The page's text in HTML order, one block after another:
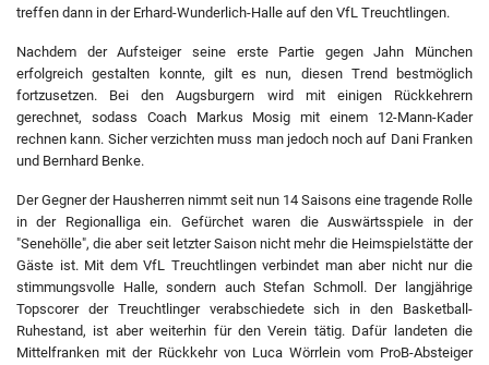
treffen dann in der Erhard-Wunderlich-Halle auf den VfL Treuchtlingen.
Nachdem der Aufsteiger seine erste Partie gegen Jahn München
erfolgreich gestalten konnte, gilt es nun, diesen Trend bestmöglich
fortzusetzen. Bei den Augsburgern wird mit einigen Rückkehrern
gerechnet, sodass Coach Markus Mosig mit einem 12-Mann-Kader
rechnen kann. Sicher verzichten muss man jedoch noch auf Dani Franken
und Bernhard Benke.
Der Gegner der Hausherren nimmt seit nun 14 Saisons eine tragende Rolle
in der Regionalliga ein. Gefürchet waren die Auswärtsspiele in der
"Senehölle", die aber seit letzter Saison nicht mehr die Heimspielstätte der
Gäste ist. Mit dem VfL Treuchtlingen verbindet man aber nicht nur die
stimmungsvolle Halle, sondern auch Stefan Schmoll. Der langjährige
Topscorer der Treuchtlinger verabschiedete sich in den Basketball-
Ruhestand, ist aber weiterhin für den Verein tätig. Dafür landeten die
Mittelfranken mit der Rückkehr von Luca Wörrlein vom ProB-Absteiger